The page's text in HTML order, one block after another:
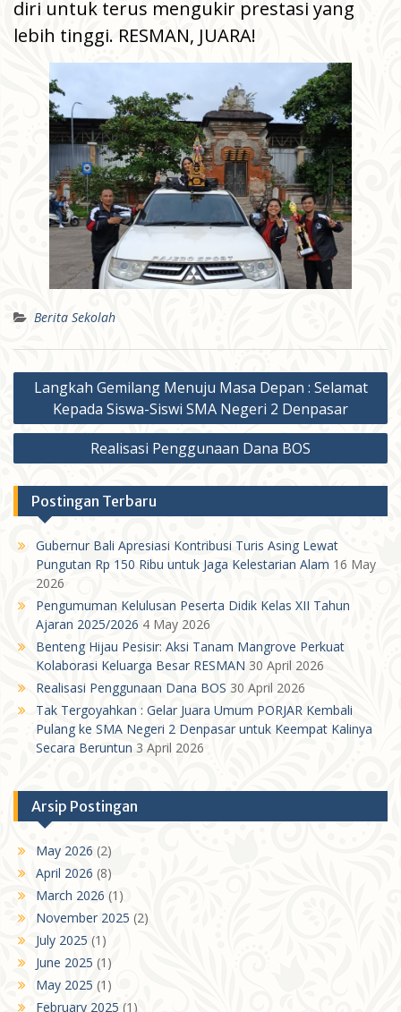
diri untuk terus mengukir prestasi yang
lebih tinggi. RESMAN, JUARA!
Berita Sekolah
Post
navigation
Langkah Gemilang Menuju Masa Depan : Selamat
Kepada Siswa-Siswi SMA Negeri 2 Denpasar
Realisasi Penggunaan Dana BOS
Postingan Terbaru
Gubernur Bali Apresiasi Kontribusi Turis Asing Lewat
Pungutan Rp 150 Ribu untuk Jaga Kelestarian Alam 16 May
2026
Pengumuman Kelulusan Peserta Didik Kelas XII Tahun
Ajaran 2025/2026 4 May 2026
Benteng Hijau Pesisir: Aksi Tanam Mangrove Perkuat
Kolaborasi Keluarga Besar RESMAN 30 April 2026
Realisasi Penggunaan Dana BOS 30 April 2026
Tak Tergoyahkan : Gelar Juara Umum PORJAR Kembali
Pulang ke SMA Negeri 2 Denpasar untuk Keempat Kalinya
Secara Beruntun 3 April 2026
Arsip Postingan
May 2026 (2)
April 2026 (8)
March 2026 (1)
November 2025 (2)
July 2025 (1)
June 2025 (1)
May 2025 (1)
February 2025 (1)